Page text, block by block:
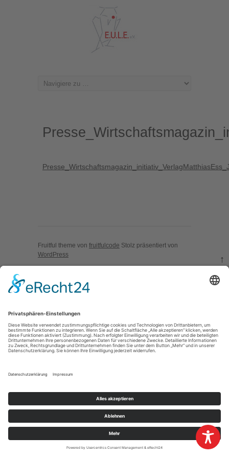
Fruitful theme von fruitfulcode Stolz präsentiert von
WordPress
↑